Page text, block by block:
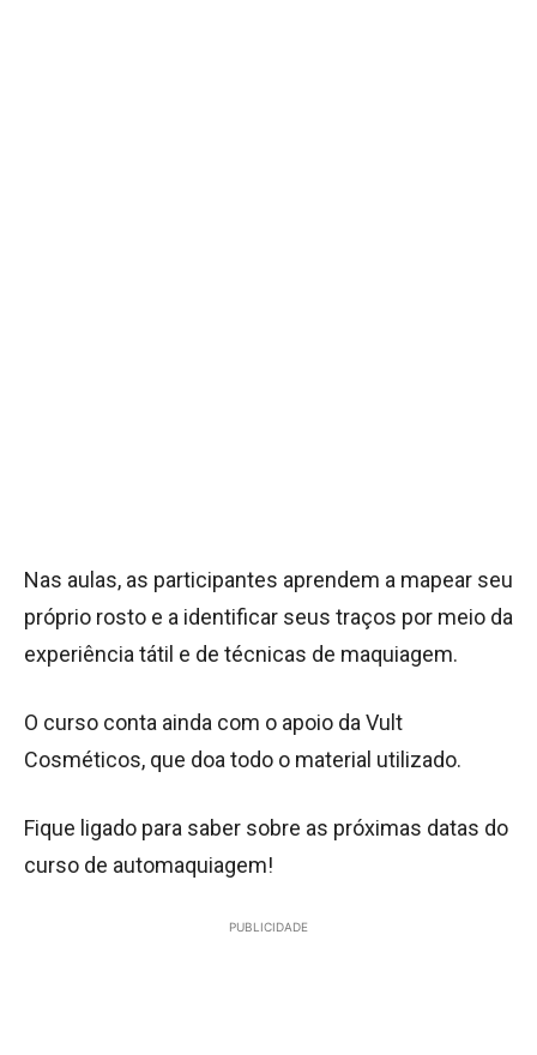
Nas aulas, as participantes aprendem a mapear seu
próprio rosto e a identificar seus traços por meio da
experiência tátil e de técnicas de maquiagem.
O curso conta ainda com o apoio da Vult
Cosméticos, que doa todo o material utilizado.
Fique ligado para saber sobre as próximas datas do
curso de automaquiagem!
PUBLICIDADE